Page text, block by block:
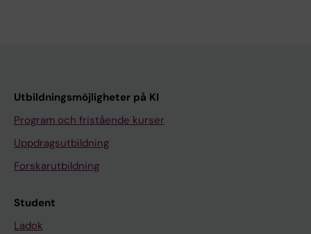
Utbildningsmöjligheter på KI
Program och fristående kurser
Uppdragsutbildning
Forskarutbildning
Student
Ladok